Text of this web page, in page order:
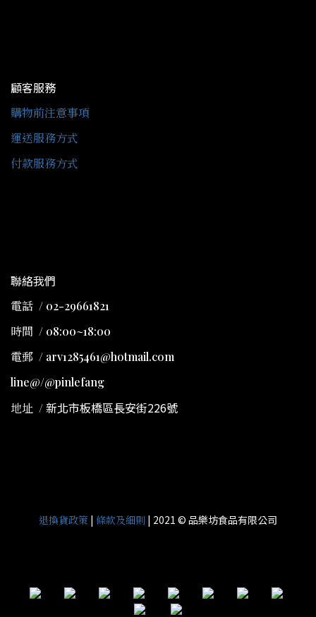
顧客服務
購物前注意事項
運送服務方式
付款服務方式
聯絡我們
電話 / 02-29661821
時間 / 08:00~18:00
電郵 / arv1285461@hotmail.com
line@/@pinlefang
地址 /新北市板橋區長安街226號
退換貨政策 | 條款及細則 | 2021 © 品樂坊食品有限公司